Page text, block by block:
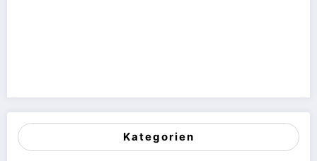
Kategorien